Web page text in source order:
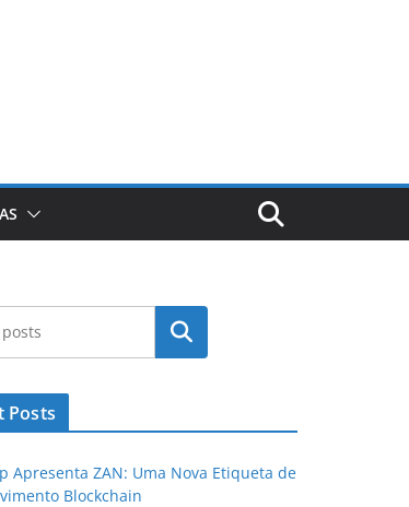
Pesquisar
Posts
Apresenta ZAN: Uma Nova Etiqueta de
Blockchain